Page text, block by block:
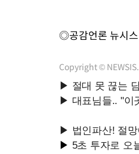
◎공감언론 뉴시스
Copyright ©